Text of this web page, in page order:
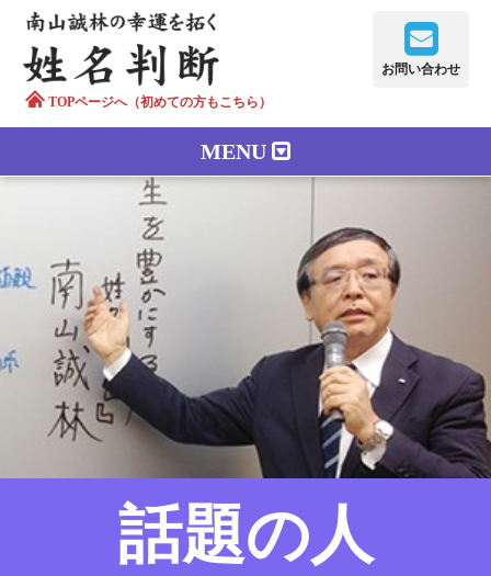
TOPページへ（初めての方もこちら）
お問い合わせ
MENU
正しい字画
南山誠林について
漢字の語源
漢字の歴史
苗字100のルーツ
話題の人